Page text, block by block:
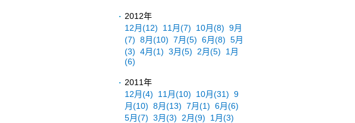
2012年
12月(12) 11月(7) 10月(8) 9月
(7) 8月(10) 7月(5) 6月(8) 5月
(3) 4月(1) 3月(5) 2月(5)
1月
(6)
2011年
12月(4) 11月(10) 10月(31) 9
月(10) 8月(13) 7月(1) 6月(6)
5月(7) 3月(3) 2月(9) 1月(3)